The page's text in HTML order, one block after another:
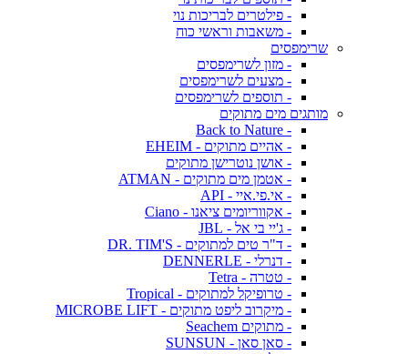
- פילטרים לבריכות נוי
- משאבות וראשי כוח
שרימפסים
- מזון לשרימפסים
- מצעים לשרימפסים
- תוספים לשרימפסים
מותגים מים מתוקים
- Back to Nature
- אהיים מתוקים - EHEIM
- אושן נוטרישן מתוקים
- אטמן מים מתוקים - ATMAN
- אי.פי.איי - API
- אקווריומים ציאנו - Ciano
- ג'יי בי אל - JBL
- ד"ר טים למתוקים - DR. TIM'S
- דנרלי - DENNERLE
- טטרה - Tetra
- טרופיקל למתוקים - Tropical
- מיקרוב ליפט מתוקים - MICROBE LIFT
- מתוקים Seachem
- סאן סאן - SUNSUN